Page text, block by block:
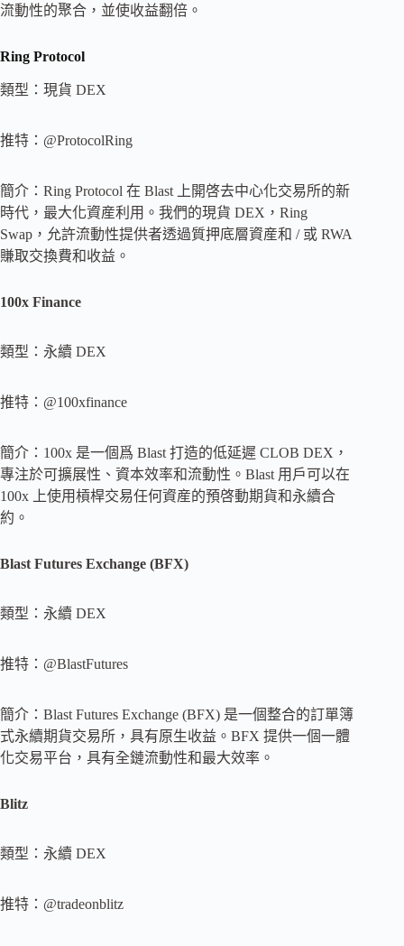
流動性的聚合，並使收益翻倍。
Ring Protocol
類型：現貨 DEX
推特：@ProtocolRing
簡介：Ring Protocol 在 Blast 上開啓去中心化交易所的新
時代，最大化資産利用。我們的現貨 DEX，Ring
Swap，允許流動性提供者透過質押底層資産和 / 或 RWA
賺取交換費和收益。
100x Finance
類型：永續 DEX
推特：@100xfinance
簡介：100x 是一個爲 Blast 打造的低延遲 CLOB DEX，
專注於可擴展性、資本效率和流動性。Blast 用戶可以在
100x 上使用槓桿交易任何資産的預啓動期貨和永續合
約。
Blast Futures Exchange (BFX)
類型：永續 DEX
推特：@BlastFutures
簡介：Blast Futures Exchange (BFX) 是一個整合的訂單簿
式永續期貨交易所，具有原生收益。BFX 提供一個一體
化交易平台，具有全鏈流動性和最大效率。
Blitz
類型：永續 DEX
推特：@tradeonblitz